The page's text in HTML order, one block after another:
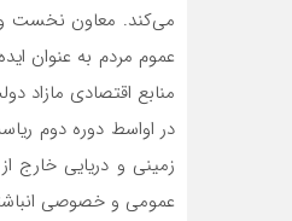
می‌کند. معاون نخست
عموم مردم به عنوان
منابع اقتصادی مازاد
در اواسط دوره دوم
زمینی و دریایی خارج
عمومی و خصوصی